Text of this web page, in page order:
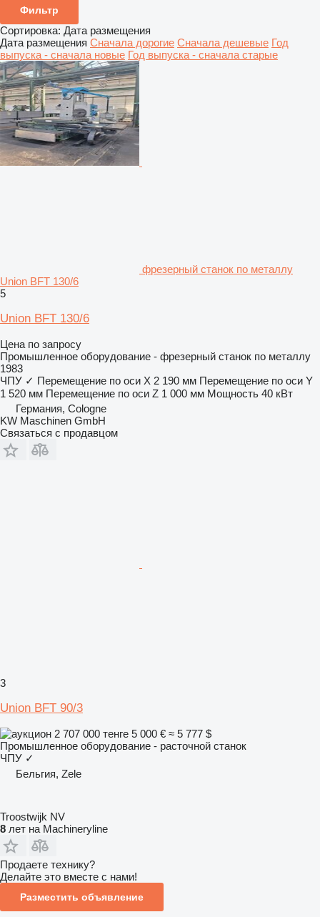
Фильтр
Сортировка: Дата размещения
Дата размещения Сначала дорогие Сначала дешевые Год
выпуска - сначала новые Год выпуска - сначала старые
фрезерный станок по металлу
Union BFT 130/6
5
Union BFT 130/6
Цена по запросу
Промышленное оборудование - фрезерный станок по металлу
1983
ЧПУ ✓ Перемещение по оси X 2 190 мм Перемещение по оси Y
1 520 мм Перемещение по оси Z 1 000 мм Мощность 40 кВт
Германия, Cologne
KW Maschinen GmbH
Связаться с продавцом
3
Union BFT 90/3
2 707 000 тенге 5 000 € ≈ 5 777 $
Промышленное оборудование - расточной станок
ЧПУ ✓
Бельгия, Zele
Troostwijk NV
8 лет на Machineryline
Продаете технику?
Делайте это вместе с нами!
Разместить объявление